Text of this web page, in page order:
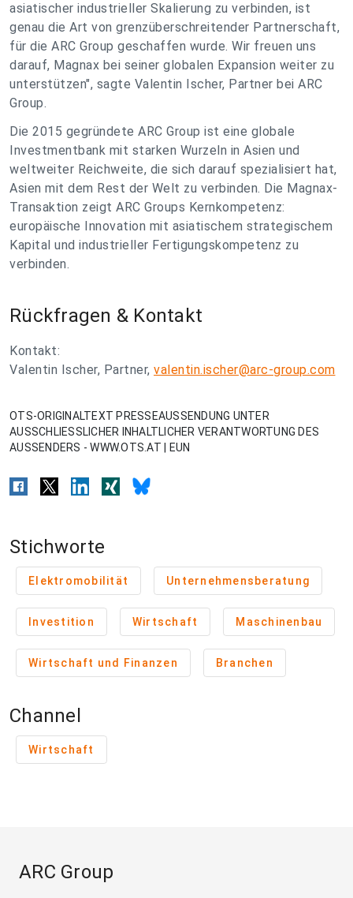
asiatischer industrieller Skalierung zu verbinden, ist
genau die Art von grenzüberschreitender Partnerschaft,
für die ARC Group geschaffen wurde. Wir freuen uns
darauf, Magnax bei seiner globalen Expansion weiter zu
unterstützen", sagte Valentin Ischer, Partner bei ARC
Group.
Die 2015 gegründete ARC Group ist eine globale
Investmentbank mit starken Wurzeln in Asien und
weltweiter Reichweite, die sich darauf spezialisiert hat,
Asien mit dem Rest der Welt zu verbinden. Die Magnax-
Transaktion zeigt ARC Groups Kernkompetenz:
europäische Innovation mit asiatischem strategischem
Kapital und industrieller Fertigungskompetenz zu
verbinden.
Rückfragen & Kontakt
Kontakt:
Valentin Ischer, Partner, valentin.ischer@arc-group.com
OTS-ORIGINALTEXT PRESSEAUSSENDUNG UNTER
AUSSCHLIESSLICHER INHALTLICHER VERANTWORTUNG DES
AUSSENDERS - WWW.OTS.AT | EUN
Stichworte
Elektromobilität Unternehmensberatung
Investition Wirtschaft Maschinenbau
Wirtschaft und Finanzen Branchen
Channel
Wirtschaft
ARC Group